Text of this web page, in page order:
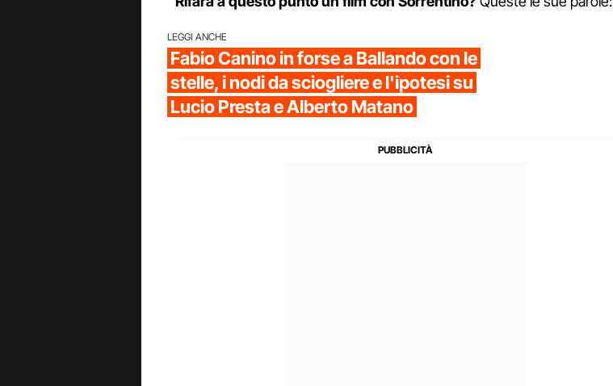
LEGGI ANCHE
Fabio Canino in forse a Ballando con le
stelle, i nodi da sciogliere e l'ipotesi su
Lucio Presta e Alberto Matano